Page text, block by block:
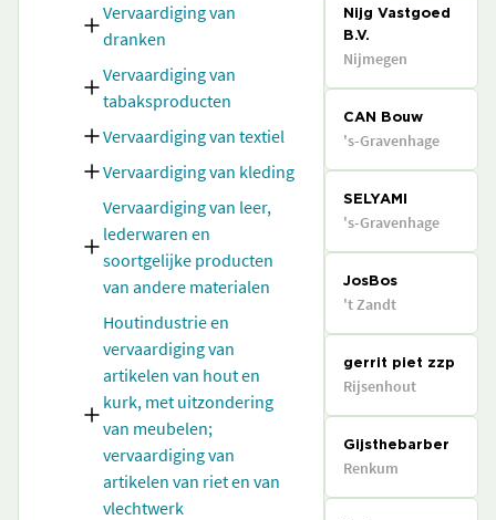
Vervaardiging van
dranken
Vervaardiging van
tabaksproducten
Vervaardiging van textiel
Vervaardiging van kleding
Vervaardiging van leer,
lederwaren en
soortgelijke producten
van andere materialen
Houtindustrie en
vervaardiging van
artikelen van hout en
kurk, met uitzondering
van meubelen;
vervaardiging van
artikelen van riet en van
vlechtwerk
Nijg Vastgoed
B.V.
Nijmegen
CAN Bouw
's-Gravenhage
SELYAMI
's-Gravenhage
JosBos
't Zandt
gerrit piet zzp
Rijsenhout
Gijsthebarber
Renkum